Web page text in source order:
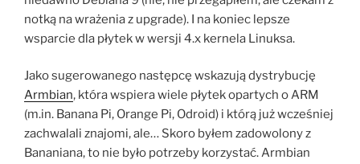
notką na wrażenia z upgrade). I na koniec lepsze
wsparcie dla płytek w wersji 4.x kernela Linuksa.
Jako sugerowanego następcę wskazują dystrybucję
Armbian, która wspiera wiele płytek opartych o ARM
(m.in. Banana Pi, Orange Pi, Odroid) i którą już wcześniej
zachwalali znajomi, ale… Skoro byłem zadowolony z
Bananiana, to nie było potrzeby korzystać. Armbian